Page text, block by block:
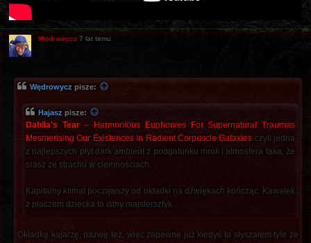
Wędrowycz 7 lat temu
Wędrowycz pisze:
Hajasz pisze:
Dahlia's Tear‎– Harmonious Euphonies For Supernatural Traumas
Mesmerising Our Existences In Radient Corpuscle Galaxies czyli jedna
z najlepszych płyt dark ambient z podgatunku mrok i atmosfera taka, że
srasz ze strachu w ciemnościach.
Kapitalny klimat począwszy od okładki na dźwiękach kończąc. Kawałek
z płaczem dziecka to istny majstersztyk.
Okładkę kojarzę, nazwę też, więc zapewne już kiedyś to słyszałem tyle że